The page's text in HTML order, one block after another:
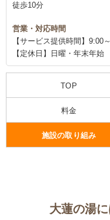
徒歩10分
営業・対応時間
【サービス提供時間】9:00
【定休日】日曜・年末年始
TOP
料金
施設の取り組み
大蓮の湯